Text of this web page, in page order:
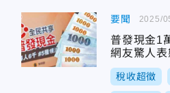
要聞
普發現金1
網友驚人表
稅收超徵
2025/